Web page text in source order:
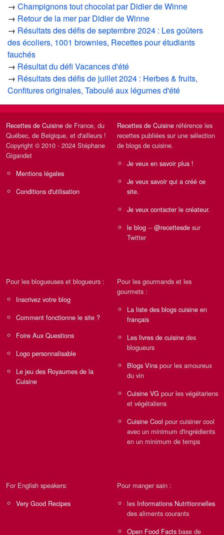
→ Champignons tout chocolat par Didier de Winne
→ Retour de la mer par Didier de Winne
→ Résultats des défis de septembre 2024 : Les goûters
des écoliers, 1001 brownies, Recettes pour étudiants
fauchés
→ Résultat du défi Vacances d'été
→ Résultats des défis de juillet 2024 : Herbes & fruits,
Confitures originales, Taboulé aux légumes d'été
Recettes de Cuisine de France, du
Québec, de Belgique, et d'ailleurs !
Copyright © 2010 - 2024 Stéphane
Gigandet
Mentions légales
Conditions d'utilisation
Recettes de Cuisine référence les
recettes publiées sur une sélection
de blogs de cuisine.
Je veux en savoir plus !
Je veux savoir qui a créé ce
site.
Je veux contacter le créateur.
le blog -- @recettesde sur
Twitter
Pour les blogueuses et blogueurs :
Inscrivez votre blog
Comment fonctionne le site ?
Foire Aux Questions
Logo personnalisable
Le jeu des Royaumes de la
Cuisine
Pour les gourmands et les
gourmets :
La liste des blogs cuisine en
français
Les livres de cuisine des
blogueurs
Blogs Vins pour les amoureux
du vin
Cuisine VG pour les végétariens
et végétaliens
Cuisine Cool pour cuisiner cool
avec un minimum d'ingrédients
en un minimum de temps
For English speakers:
Very Good Recipes
Pour manger sain :
les Informations Nutritionnelles
des aliments courants
Open Food Facts base de